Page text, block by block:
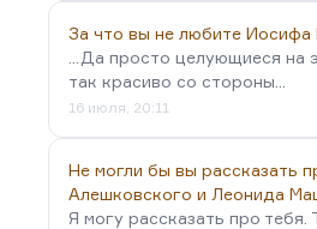
За что вы не любите Иосифа
...Да просто целующиеся на
так красиво со стороны...
16 июля, 20:11
Не могли бы вы рассказать
Алешковского и Леонида
Я могу рассказать про тебя.